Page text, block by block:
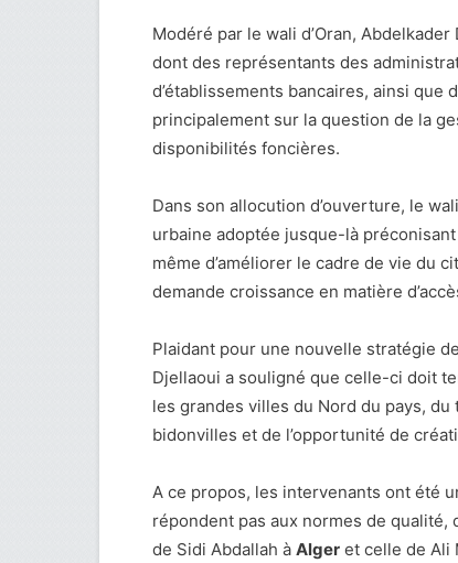
Modéré par le wali d’Oran,
dont des représentants des
d’établissements bancaires, ainsi
principalement sur la question de la
disponibilités foncières.
Dans son allocution d’ouverture, le wali
urbaine adoptée jusque-là
même d’améliorer le cadre de vie du
demande croissance en matière
Plaidant pour une nouvelle stratégie
Djellaoui a souligné que celle-ci doit
les grandes villes du Nord du pays,
bidonvilles et de l’opportunité de
A ce propos, les intervenants ont été
répondent pas aux normes de qualité,
de Sidi Abdallah à Alger et celle de Ali